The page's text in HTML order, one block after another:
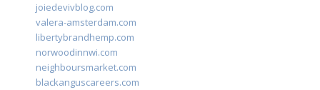
joiedevivblog.com
valera-amsterdam.com
libertybrandhemp.com
norwoodinnwi.com
neighboursmarket.com
blackanguscareers.com